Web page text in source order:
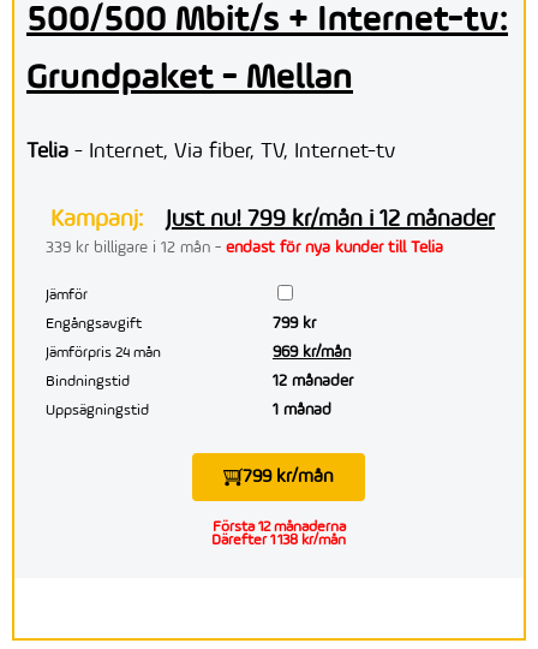
500/500 Mbit/s + Internet-tv:
Grundpaket - Mellan
Telia - Internet, Via fiber, TV, Internet-tv
Kampanj: Just nu! 799 kr/mån i 12 månader
339 kr billigare i 12 mån - endast för nya kunder till Telia
Jämför
Engångsavgift
799 kr
Jämförpris 24 mån 969 kr/mån
Bindningstid 12 månader
Uppsägningstid 1 månad
799 kr/mån
Första 12 månaderna
Därefter 1 138 kr/mån